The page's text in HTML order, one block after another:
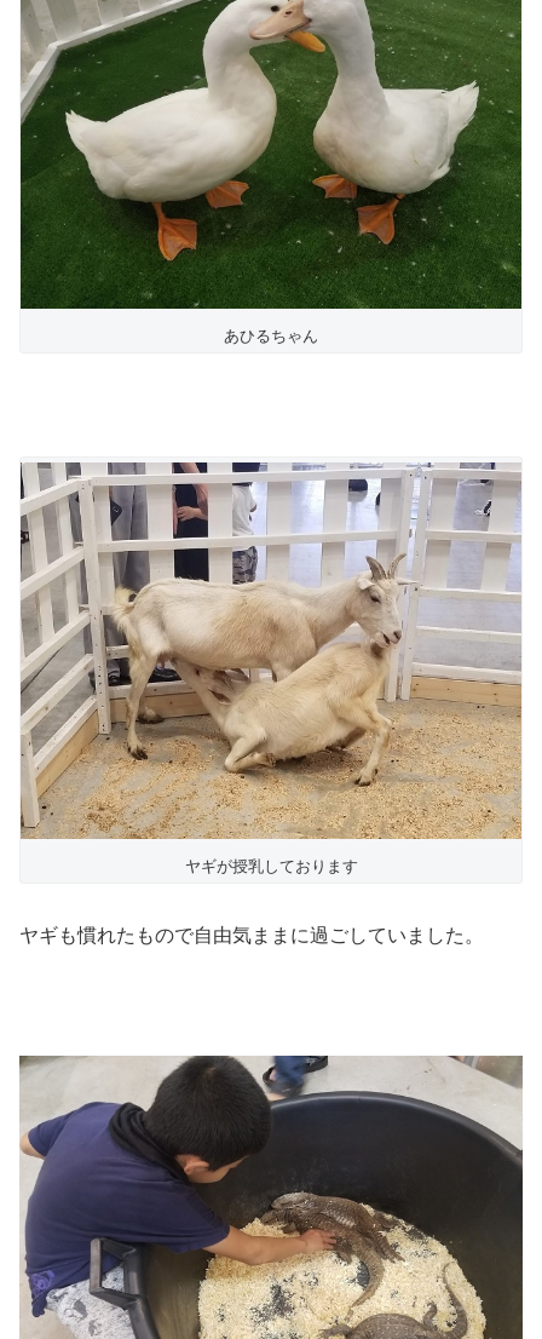
あひるちゃん
ヤギが授乳しております
ヤギも慣れたもので自由気ままに過ごしていました。